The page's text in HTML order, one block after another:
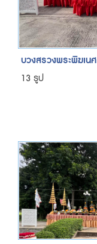
บวงสรวงพระพิฆเนศ
13 รูป